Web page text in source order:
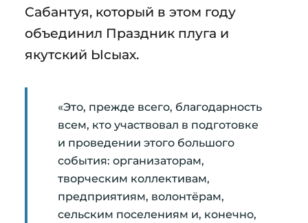
Сабантуя, который в этом году
объединил Праздник плуга и
якутский Ысыах.
«Это, прежде всего, благодарность
всем, кто участвовал в подготовке
и проведении этого большого
события: организаторам,
творческим коллективам,
предприятиям, волонтёрам,
сельским поселениям и, конечно,